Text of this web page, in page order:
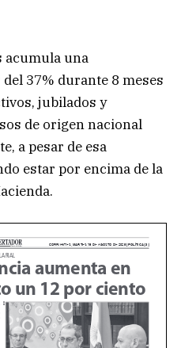
acumula una
37% durante 8 meses
jubilados y
de origen nacional
a pesar de esa
estar por encima de la